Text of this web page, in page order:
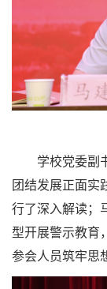
学校党委副
团结发展正面实
行了深入解读；
型开展警示教育
参会人员筑牢思